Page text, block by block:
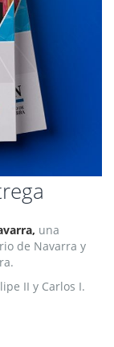
una
de Navarra y
II y Carlos I.